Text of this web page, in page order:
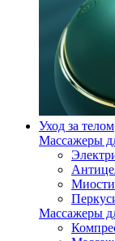
Уход за телом
Массажеры
Массажеры